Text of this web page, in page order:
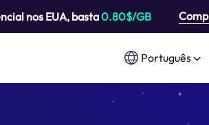
nos EUA, basta0.80$/GB
Português